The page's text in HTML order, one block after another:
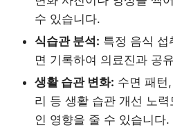
수 있습니다.
식습관 분석: 특정 음식
면 기록하여 의료진과 공
생활 습관 변화: 수면 패턴
리 등 생활 습관 개선 노
인 영향을 줄 수 있습니다.